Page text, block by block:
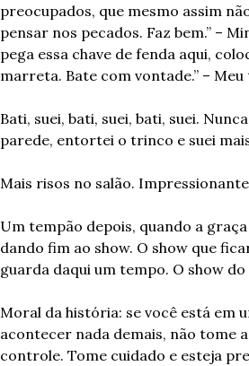
preocupados, que mesmo assim
pensar nos pecados. Faz bem.” –
pega essa chave de fenda aqui,
marreta. Bate com vontade.” – Meu
Bati, suei, bati, suei, bati, suei.
parede, entortei o trinco e suei
Mais risos no salão.
Um tempão depois, quando a
dando fim ao show. O show que
guarda daqui um tempo. O show
Moral da história: se você está em
acontecer nada demais, não tome
controle. Tome cuidado e esteja